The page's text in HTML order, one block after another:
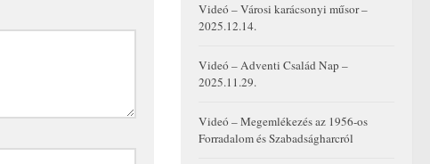
Videó – Városi karácsonyi műsor –
2025.12.14.
Videó – Adventi Család Nap –
2025.11.29.
Videó – Megemlékezés az 1956-os
Forradalom és Szabadságharcról